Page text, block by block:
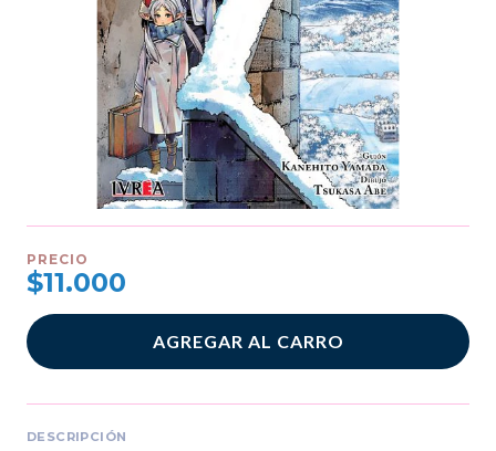
PRECIO
$11.000
AGREGAR AL CARRO
DESCRIPCIÓN